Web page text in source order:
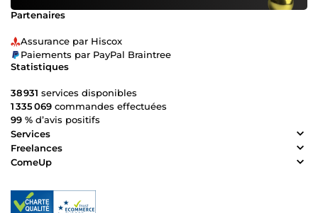
Partenaires
Assurance par Hiscox
Paiements par PayPal Braintree
Statistiques
38 931 services disponibles
1 335 069 commandes effectuées
99 % d’avis positifs
Services
Freelances
ComeUp